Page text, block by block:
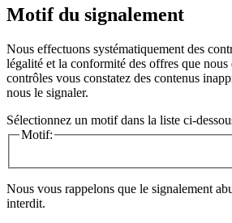
Motif du signalement
Nous effectuons systématiquement des
légalité et la conformité des offres que
contrôles vous constatez des contenus
nous le signaler.
Sélectionnez un motif dans la liste ci-
Motif:
Nous vous rappelons que le signalement
interdit.